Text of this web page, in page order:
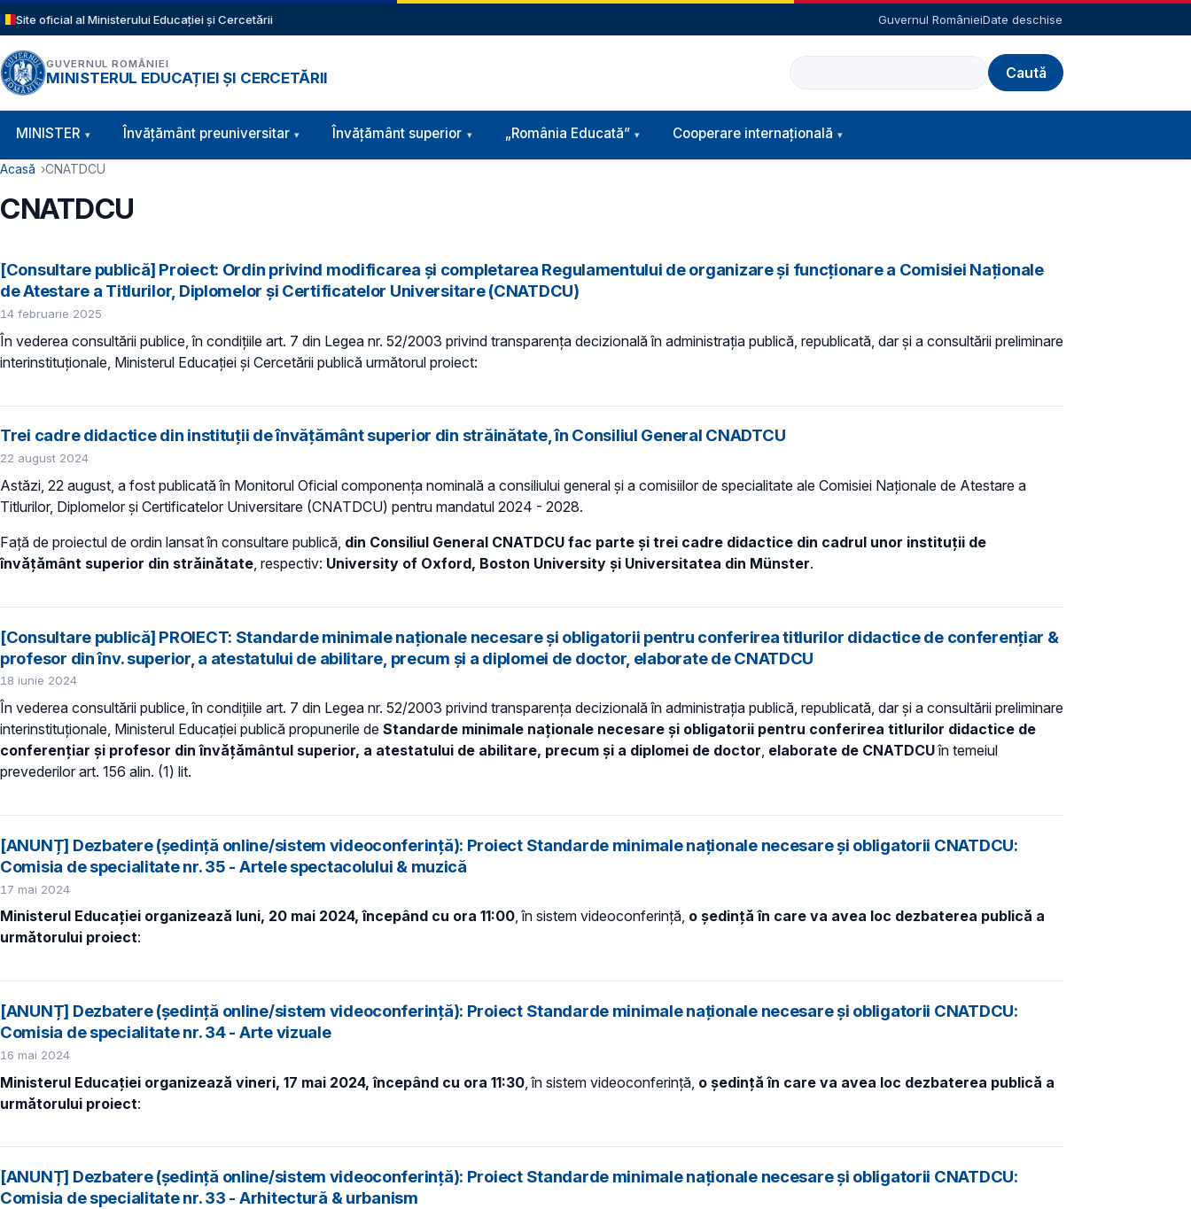
Sari la conținutul principal
Site oficial al Ministerului Educației și Cercetării Guvernul RomânieiDate deschise
GUVERNUL ROMÂNIEI
MINISTERUL EDUCAȚIEI ȘI CERCETĂRII
Caută
Navigație principală
MINISTER Învăţământ preuniversitar Învățământ superior „România Educată” Cooperare internațională
Cale de navigare
Acasă CNATDCU
CNATDCU
[Consultare publică] Proiect: Ordin privind modificarea și completarea Regulamentului de organizare și funcționare a Comisiei Naționale
de Atestare a Titlurilor, Diplomelor și Certificatelor Universitare (CNATDCU)
14 februarie 2025
În vederea consultării publice, în condiţiile art. 7 din Legea nr. 52/2003 privind transparenţa decizională în administraţia publică, republicată, dar și a consultării preliminare
interinstituționale, Ministerul Educaţiei și Cercetării publică următorul proiect:
Trei cadre didactice din instituții de învățământ superior din străinătate, în Consiliul General CNADTCU
22 august 2024
Astăzi, 22 august, a fost publicată în Monitorul Oficial componenţa nominală a consiliului general şi a comisiilor de specialitate ale Comisiei Naţionale de Atestare a
Titlurilor, Diplomelor şi Certificatelor Universitare (CNATDCU) pentru mandatul 2024 - 2028.
Față de proiectul de ordin lansat în consultare publică, din Consiliul General CNATDCU fac parte și trei cadre didactice din cadrul unor instituții de
învățământ superior din străinătate , respectiv: University of Oxford, Boston University și Universitatea din Münster.
[Consultare publică] PROIECT: Standarde minimale naționale necesare și obligatorii pentru conferirea titlurilor didactice de conferențiar &
profesor din înv. superior, a atestatului de abilitare, precum și a diplomei de doctor, elaborate de CNATDCU
18 iunie 2024
În vederea consultării publice, în condiţiile art. 7 din Legea nr. 52/2003 privind transparenţa decizională în administraţia publică, republicată, dar și a consultării preliminare
interinstituționale, Ministerul Educaţiei publică propunerile de Standarde minimale naționale necesare și obligatorii pentru conferirea titlurilor didactice de
conferențiar și profesor din învățământul superior, a atestatului de abilitare, precum și a diplomei de doctor, elaborate de CNATDCUîn temeiul
prevederilor art. 156 alin. (1) lit.
[ANUNȚ] Dezbatere (ședință online/sistem videoconferință): Proiect Standarde minimale naționale necesare și obligatorii CNATDCU:
Comisia de specialitate nr. 35 - Artele spectacolului & muzică
17 mai 2024
Ministerul Educației organizează luni, 20 mai 2024, începând cu ora 11:00, în sistem videoconferință, o ședință în care va avea loc dezbaterea publică a
următorului proiect:
[ANUNȚ] Dezbatere (ședință online/sistem videoconferință): Proiect Standarde minimale naționale necesare și obligatorii CNATDCU:
Comisia de specialitate nr. 34 - Arte vizuale
16 mai 2024
Ministerul Educației organizează vineri, 17 mai 2024, începând cu ora 11:30 , în sistem videoconferință, o ședință în care va avea loc dezbaterea publică a
următorului proiect:
[ANUNȚ] Dezbatere (ședință online/sistem videoconferință): Proiect Standarde minimale naționale necesare și obligatorii CNATDCU:
Comisia de specialitate nr. 33 - Arhitectură & urbanism